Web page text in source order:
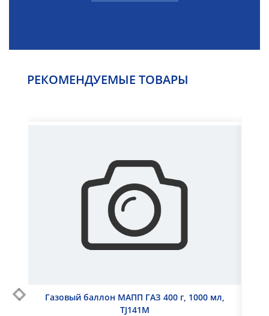
РЕКОМЕНДУЕМЫЕ ТОВАРЫ
Газовый баллон МАПП ГАЗ 400 г, 1000 мл,
TJ141M